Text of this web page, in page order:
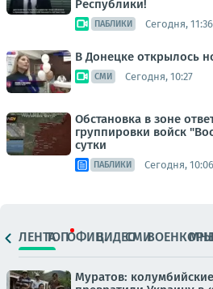
Республики!
ПАБЛИКИ Сегодня, 11:36
В Донецке открылось
СМИ Сегодня, 10:27
Обстановка в зоне
группировки войск
сутки
ПАБЛИКИ Сегодня, 10:06
ЛЕНТАТОПОФИЦ.ВИДЕОСМИ
Муратов: